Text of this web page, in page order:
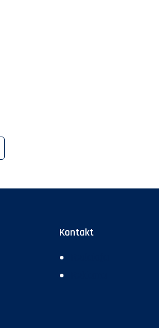
Kontakt